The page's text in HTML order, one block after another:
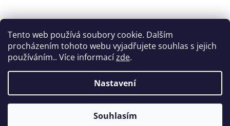
Tento web používá soubory cookie. Dalším
procházením tohoto webu vyjadřujete souhlas s jejich
používáním.. Více informacízde.
Nastavení
Souhlasím
Vytvořil Shoptet
Brahmashop.cz. Všechna práva vyhrazena.